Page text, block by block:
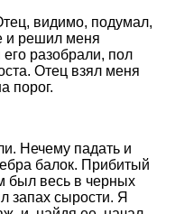
видимо, подумал,
и решил меня
разобрали, пол
Отец взял меня
порог.
Нечему падать и
балок. Прибитый
был весь в черных
запах сырости. Я